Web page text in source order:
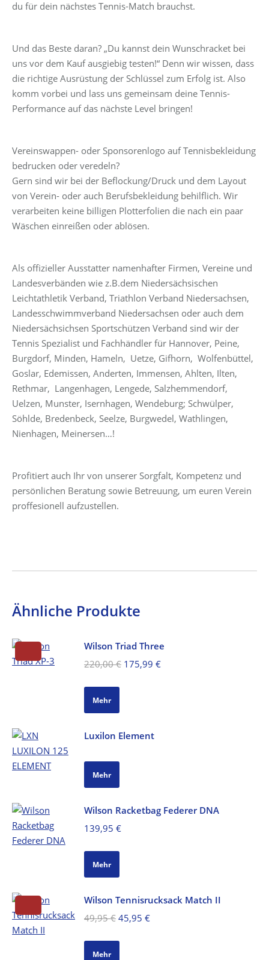
du für dein nächstes Tennis-Match brauchst.
Und das Beste daran? „Du kannst dein Wunschracket bei
uns vor dem Kauf ausgiebig testen!“ Denn wir wissen, dass
die richtige Ausrüstung der Schlüssel zum Erfolg ist. Also
komm vorbei und lass uns gemeinsam deine Tennis-
Performance auf das nächste Level bringen!
Vereinswappen- oder Sponsorenlogo auf Tennisbekleidung
bedrucken oder veredeln?
Gern sind wir bei der Beflockung/Druck und dem Layout
von Verein- oder auch Berufsbekleidung behilflich. Wir
verarbeiten keine billigen Plotterfolien die nach ein paar
Wäschen einreißen oder ablösen.
Als offizieller Ausstatter namenhafter Firmen, Vereine und
Landesverbänden wie z.B.dem Niedersächsischen
Leichtathletik Verband, Triathlon Verband Niedersachsen,
Landesschwimmverband Niedersachsen oder auch dem
Niedersächsichsen Sportschützen Verband sind wir der
Tennis Spezialist und Fachhändler für Hannover, Peine,
Burgdorf, Minden, Hameln, Uetze, Gifhorn, Wolfenbüttel,
Goslar, Edemissen, Anderten, Immensen, Ahlten, Ilten,
Rethmar, Langenhagen, Lengede, Salzhemmendorf,
Uelzen, Munster, Isernhagen, Wendeburg; Schwülper,
Söhlde, Bredenbeck, Seelze, Burgwedel, Wathlingen,
Nienhagen, Meinersen…!
Profitiert auch Ihr von unserer Sorgfalt, Kompetenz und
persönlichen Beratung sowie Betreuung, um euren Verein
proffesionell aufzustellen.
Ähnliche Produkte
Wilson Triad Three
220,00€ Ursprünglicher
175,99 €Aktueller
Mehr
Luxilon Element
Mehr
Wilson Racketbag Federer DNA
139,95 €
Mehr
Wilson Tennisrucksack Match II
49,95€ Ursprünglicher
45,95 €Aktueller
Mehr